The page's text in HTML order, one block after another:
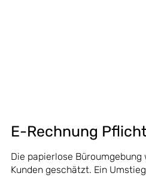
E-Rechnung
Die papierlose
Kunden geschätzt. Ein